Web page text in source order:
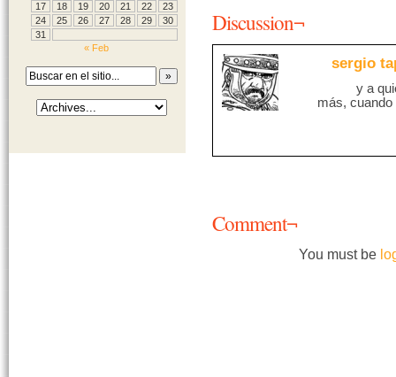
17
18 19 20 21 22
23
24
25 26 27 28 29
30
31
« Feb
Discussion¬
sergio
y a
más,
Comment¬
You must be